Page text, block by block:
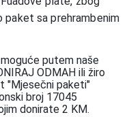
paket sa prehrambenim
mogućeputem naše
ODMAH ili žiro
"Mjesečni paketi"
broj 17045
donirate 2 KM.